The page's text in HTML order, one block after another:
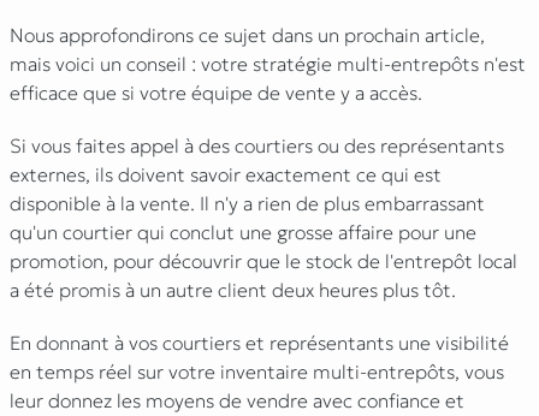
Nous approfondirons ce sujet dans un prochain article,
mais voici un conseil : votre stratégie multi-entrepôts n'est
efficace que si votre équipe de vente y a accès.
Si vous faites appel à des courtiers ou des représentants
externes, ils doivent savoir exactement ce qui est
disponible à la vente. Il n'y a rien de plus embarrassant
qu'un courtier qui conclut une grosse affaire pour une
promotion, pour découvrir que le stock de l'entrepôt local
a été promis à un autre client deux heures plus tôt.
En donnant à vos courtiers et représentants une visibilité
en temps réel sur votre inventaire multi-entrepôts, vous
leur donnez les moyens de vendre avec confiance et